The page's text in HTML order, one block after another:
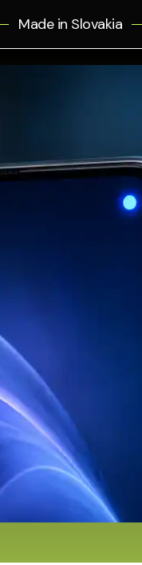
Made in Slovakia